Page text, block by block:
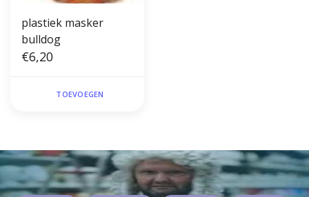
plastiek masker
bulldog
€6,20
TOEVOEGEN